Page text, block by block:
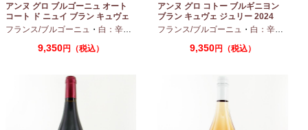
アンヌ グロ ブルゴーニュ オート
コート ド ニュイ ブラン キュヴェ
マリーヌ 2024 750ml
フランス/ブルゴーニュ ・ 白：辛口 シャルドネ
9,350円（税込）
アンヌ グロ コトー ブルギニヨン
ブラン キュヴェ ジュリー 2024
フランス/ブルゴーニュ ・ 白：辛口
9,350円（税込）